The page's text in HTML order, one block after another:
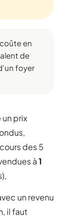
en
de
foyer
prix
des 5
à1
un revenu
il faut